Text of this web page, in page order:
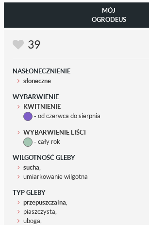
MÓJ
OGRODEUS
39
NASŁONECZNIENIE
słoneczne
WYBARWIENIE
KWITNIENIE
- od czerwca do sierpnia
WYBARWIENIE LIŚCI
- cały rok
WILGOTNOŚĆ GLEBY
sucha
umiarkowanie wilgotna
TYP GLEBY
przepuszczalna
piaszczysta,
uboga,